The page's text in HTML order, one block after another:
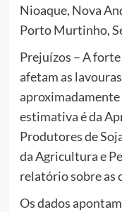
Nioaque, Nova
Porto Murtinho,
Prejuízos – A forte
afetam as
aproximadamente
estimativa é da
Produtores de
da Agricultura e
relatório sobre as
Os dados